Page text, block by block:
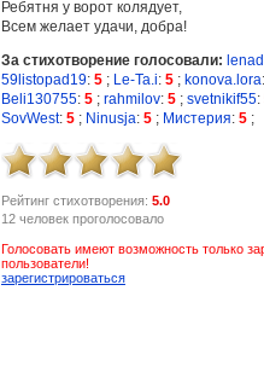
Ребятня у ворот колядует,
Всем желает удачи, добра!
За стихотворение голосовали:
59listopad19: 5 ; Le-Ta.i: 5 ; konova.lora:
Beli130755: 5 ; rahmilov: 5 ; svetnikif55:
SovWest: 5 ; Ninusja: 5 ; Мистерия: 5 ;
Рейтинг стихотворения: 5.0
12 человек проголосовало
Голосовать имеют возможность только
пользователи!
зарегистрироваться